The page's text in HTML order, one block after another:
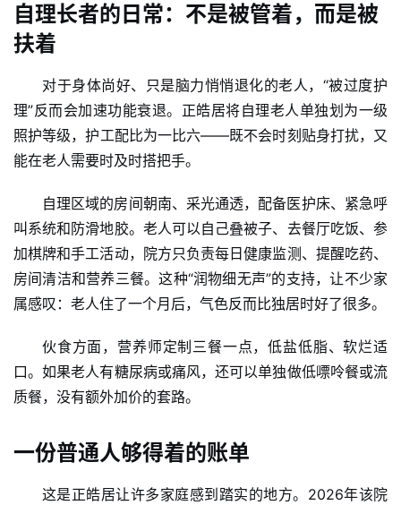
自理长者的日常：不是被管着，而是被
扶着
对于身体尚好、只是脑力悄悄退化的老人，“被过度护
理”反而会加速功能衰退。正皓居将自理老人单独划为一级
照护等级，护工配比为一比六——既不会时刻贴身打扰，又
能在老人需要时及时搭把手。
自理区域的房间朝南、采光通透，配备医护床、紧急呼
叫系统和防滑地胶。老人可以自己叠被子、去餐厅吃饭、参
加棋牌和手工活动，院方只负责每日健康监测、提醒吃药、
房间清洁和营养三餐。这种“润物细无声”的支持，让不少家
属感叹：老人住了一个月后，气色反而比独居时好了很多。
伙食方面，营养师定制三餐一点，低盐低脂、软烂适
口。如果老人有糖尿病或痛风，还可以单独做低嘌呤餐或流
质餐，没有额外加价的套路。
一份普通人够得着的账单
这是正皓居让许多家庭感到踏实的地方。2026年该院